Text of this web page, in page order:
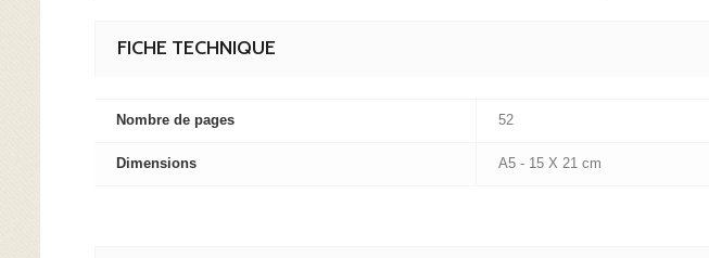
FICHE TECHNIQUE
Nombre de pages 52
Dimensions A5 - 15 X 21 cm